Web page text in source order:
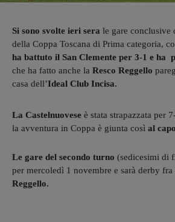
Si sono svolte ieri sera le gare conclusive
della Coppa Toscana di Prima categoria,
ha battuto il San Clemente per 3-1 e ha
che ha fatto anche la Resco Reggello
casa dell’Ideal Club Incisa.
La Castelnuovese è stata strapazzata per
la avventura in Coppa è giunta così al
Le gare del secondo turno (sedicesimi di
per mercoledì 1 novembre e sarà derby fra
Reggello.